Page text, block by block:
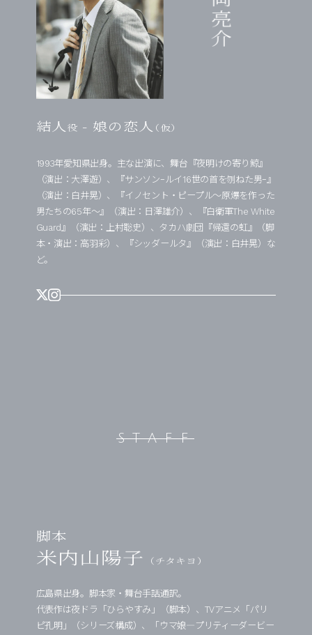
結人 役 - 娘の恋人（仮）
1993年愛知県出身。主な出演に、舞台『夜明けの寄り鯨』
（演出：大澤遊）、『サンソンｰルイ16世の首を刎ねた男ｰ』
（演出：白井晃）、『イノセント・ピープル～原爆を作った
男たちの65年～』（演出：日澤雄介）、『白衛軍The White
Guard』（演出：上村聡史）、タカハ劇団『帰還の虹』（脚
本・演出：高羽彩）、『シッダールタ』（演出：白井晃）な
ど。
STAFF
脚本
米内山陽子 （チタキヨ）
広島県出身。脚本家・舞台手話通訳。
代表作は夜ドラ「ひらやすみ」（脚本）、TVアニメ「パリ
ピ孔明」（シリーズ構成）、「ウマ娘―プリティーダービー